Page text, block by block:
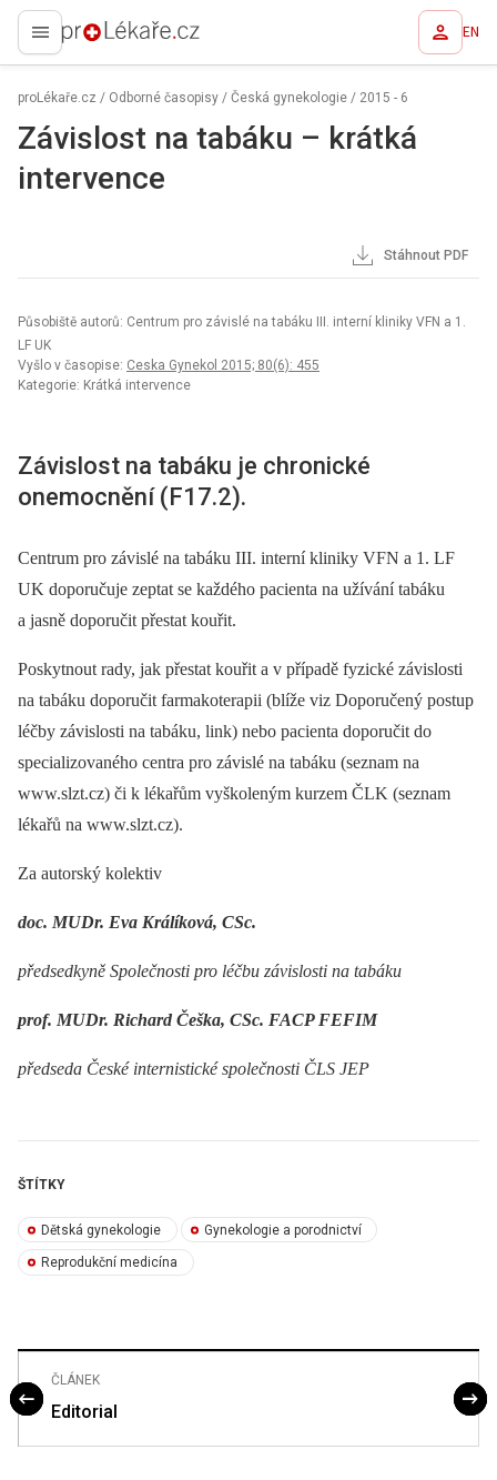
proLékaře.cz EN
proLékaře.cz / Odborné časopisy / Česká gynekologie / 2015 - 6
Závislost na tabáku – krátká
intervence
Stáhnout PDF
Působiště autorů: Centrum pro závislé na tabáku III. interní kliniky VFN a 1.
LF UK
Vyšlo v časopise: Ceska Gynekol 2015; 80(6): 455
Kategorie: Krátká intervence
Závislost na tabáku je chronické
onemocnění (F17.2).
Centrum pro závislé na tabáku III. interní kliniky VFN a 1. LF
UK doporučuje zeptat se každého pacienta na užívání tabáku
a jasně doporučit přestat kouřit.
Poskytnout rady, jak přestat kouřit a v případě fyzické závislosti
na tabáku doporučit farmakoterapii (blíže viz Doporučený postup
léčby závislosti na tabáku, link) nebo pacienta doporučit do
specializovaného centra pro závislé na tabáku (seznam na
www.slzt.cz) či k lékařům vyškoleným kurzem ČLK (seznam
lékařů na www.slzt.cz).
Za autorský kolektiv
doc. MUDr. Eva Králíková, CSc.
předsedkyně Společnosti pro léčbu závislosti na tabáku
prof. MUDr. Richard Češka, CSc. FACP FEFIM
předseda České internistické společnosti ČLS JEP
ŠTÍTKY
Dětská gynekologie Gynekologie a porodnictví
Reprodukční medicína
ČLÁNEK
Editorial